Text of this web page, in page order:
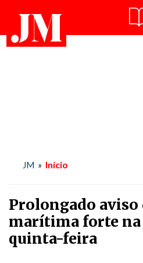
JM » Início
Prolongado aviso
marítima forte na
quinta-feira